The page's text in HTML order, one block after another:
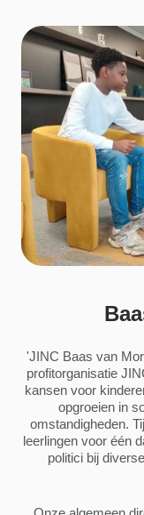
'JINC Baas van
profitorganisatie
kansen voor
opgroeien in
omstandigheden.
leerlingen voor één
politici bij